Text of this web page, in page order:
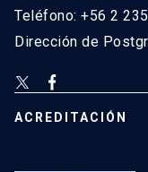
Teléfono: +56 2
Dirección de
ACREDITACIÓN